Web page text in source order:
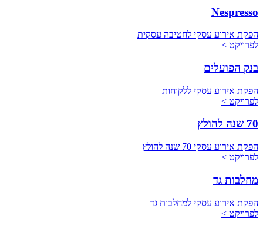
Nespresso
הפקת אירוע עסקי לחטיבה עסקית
לפרויקט >
בנק הפועלים
הפקת אירוע עסקי ללקוחות
לפרויקט >
70 שנה להולץ
הפקת אירוע עסקי 70 שנה להולץ
לפרויקט >
מחלבות גד
הפקת אירוע עסקי למחלבות גד
לפרויקט >